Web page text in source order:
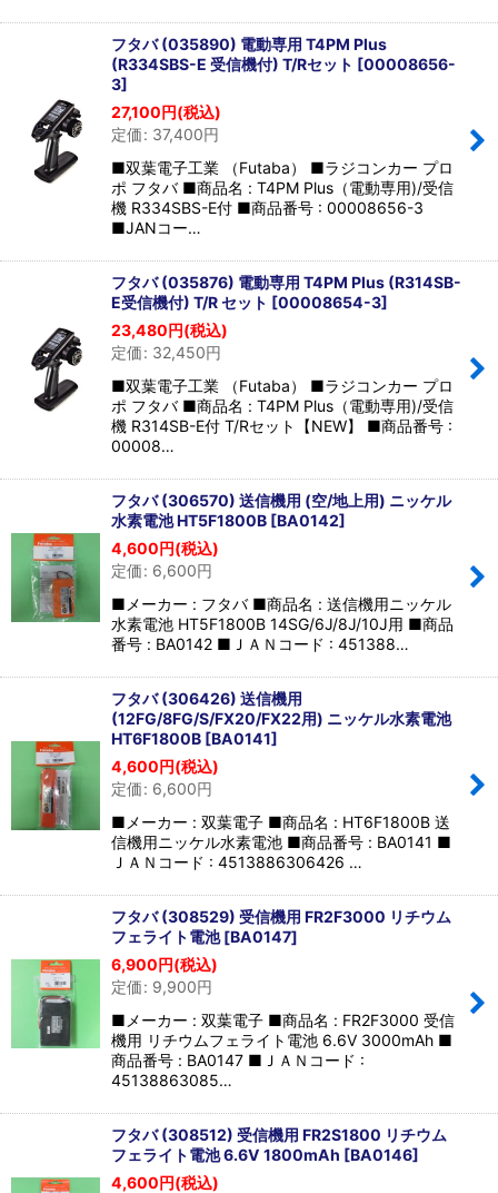
フタバ (035890) 電動専用 T4PM Plus
(R334SBS-E 受信機付) T/Rセット [00008656-
3]
27,100円(税込)
定価: 37,400円
■双葉電子工業 （Futaba） ■ラジコンカー プロ
ポ フタバ ■商品名 : T4PM Plus（電動専用)/受信
機 R334SBS-E付 ■商品番号 : 00008656-3
■JANコー…
フタバ (035876) 電動専用 T4PM Plus (R314SB-
E受信機付) T/R セット [00008654-3]
23,480円(税込)
定価: 32,450円
■双葉電子工業 （Futaba） ■ラジコンカー プロ
ポ フタバ ■商品名 : T4PM Plus（電動専用)/受信
機 R314SB-E付 T/Rセット【NEW】 ■商品番号 :
00008…
フタバ (306570) 送信機用 (空/地上用) ニッケル
水素電池 HT5F1800B [BA0142]
4,600円(税込)
定価: 6,600円
■メーカー : フタバ ■商品名 : 送信機用ニッケル
水素電池 HT5F1800B 14SG/6J/8J/10J用 ■商品
番号 : BA0142 ■ＪＡＮコード : 451388…
フタバ (306426) 送信機用
(12FG/8FG/S/FX20/FX22用) ニッケル水素電池
HT6F1800B [BA0141]
4,600円(税込)
定価: 6,600円
■メーカー : 双葉電子 ■商品名 : HT6F1800B 送
信機用ニッケル水素電池 ■商品番号 : BA0141 ■
ＪＡＮコード : 4513886306426 …
フタバ (308529) 受信機用 FR2F3000 リチウム
フェライト電池[BA0147]
6,900円(税込)
定価: 9,900円
■メーカー : 双葉電子 ■商品名 : FR2F3000 受信
機用 リチウムフェライト電池 6.6V 3000mAh ■
商品番号 : BA0147 ■ＪＡＮコード :
45138863085…
フタバ (308512) 受信機用 FR2S1800 リチウム
フェライト電池 6.6V 1800mAh [BA0146]
4,600円(税込)